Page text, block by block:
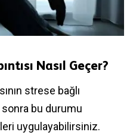
Nasıl Geçer?
strese bağlı
bu durumu
uygulayabilirsiniz.